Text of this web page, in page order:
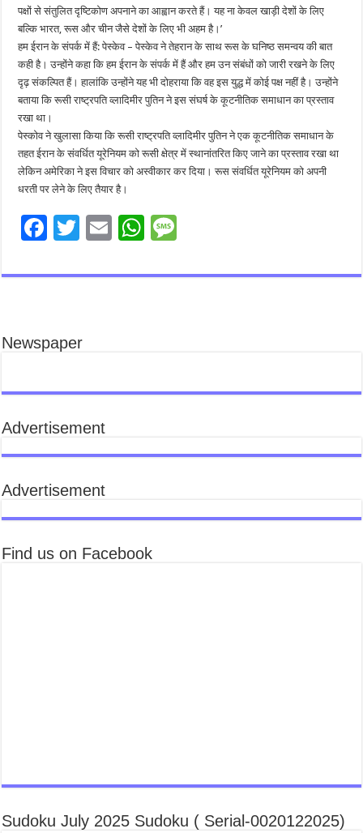
पक्षों से संतुलित दृष्टिकोण अपनाने का आह्वान करते हैं। यह ना केवल खाड़ी देशों के लिए
बल्कि भारत, रूस और चीन जैसे देशों के लिए भी अहम है।’
हम ईरान के संपर्क में हैं: पेस्केव – पेस्केव ने तेहरान के साथ रूस के घनिष्ठ समन्वय की बात
कही है। उन्होंने कहा कि हम ईरान के संपर्क में हैं और हम उन संबंधों को जारी रखने के लिए
दृढ़ संकल्पित हैं। हालांकि उन्होंने यह भी दोहराया कि वह इस युद्ध में कोई पक्ष नहीं है। उन्होंने
बताया कि रूसी राष्ट्रपति व्लादिमीर पुतिन ने इस संघर्ष के कूटनीतिक समाधान का प्रस्ताव
रखा था।
पेस्कोव ने खुलासा किया कि रूसी राष्ट्रपति व्लादिमीर पुतिन ने एक कूटनीतिक समाधान के
तहत ईरान के संवर्धित यूरेनियम को रूसी क्षेत्र में स्थानांतरित किए जाने का प्रस्ताव रखा था
लेकिन अमेरिका ने इस विचार को अस्वीकार कर दिया। रूस संवर्धित यूरेनियम को अपनी
धरती पर लेने के लिए तैयार है।
F
e
o
T
tt
E
ai
W
at sa
Newspaper
Advertisement
Advertisement
Find us on Facebook
Sudoku July 2025 Sudoku ( Serial-0020122025)